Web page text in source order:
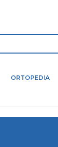
ORTOPEDIA